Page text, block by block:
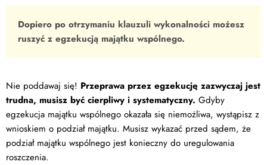
Dopiero po otrzymaniu klauzuli wykonalności możesz
ruszyć z egzekucją majątku wspólnego.
Nie poddawaj się! Przeprawa przez egzekucję zazwyczaj jest
trudna, musisz być cierpliwy i systematyczny. Gdyby
egzekucja majątku wspólnego okazała się niemożliwa, wystąpisz z
wnioskiem o podział majątku. Musisz wykazać przed sądem, że
podział majątku wspólnego jest konieczny do uregulowania
roszczenia.